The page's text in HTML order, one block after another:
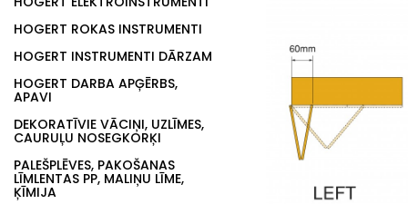
HOGERT ROKAS INSTRUMENTI
HOGERT INSTRUMENTI DĀRZAM
HOGERT DARBA APĢĒRBS,
APAVI
DEKORATĪVIE VĀCIŅI, UZLĪMES,
CAURUĻU NOSEGKORĶI
PALEŠPLĒVES, PAKOŠANAS
LĪMLENTAS PP, MALIŅU LĪME,
ĶĪMIJA